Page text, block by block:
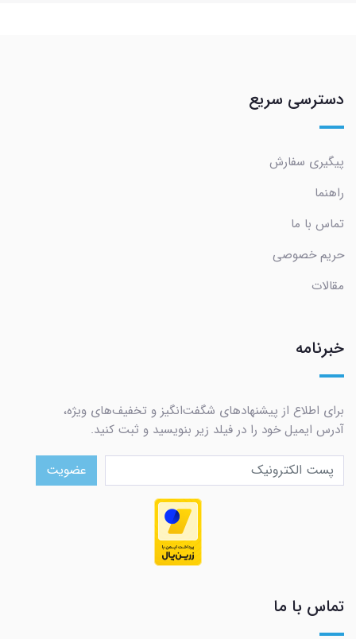
دسترسی سریع
پیگیری سفارش
راهنما
تماس با ما
حریم خصوصی
مقالات
خبرنامه
برای اطلاع از پیشنهادهای شگفت‌انگیز و تخفیف‌های ویژه،
آدرس ایمیل خود را در فیلد زیر بنویسید و ثبت کنید.
عضویت
تماس با ما